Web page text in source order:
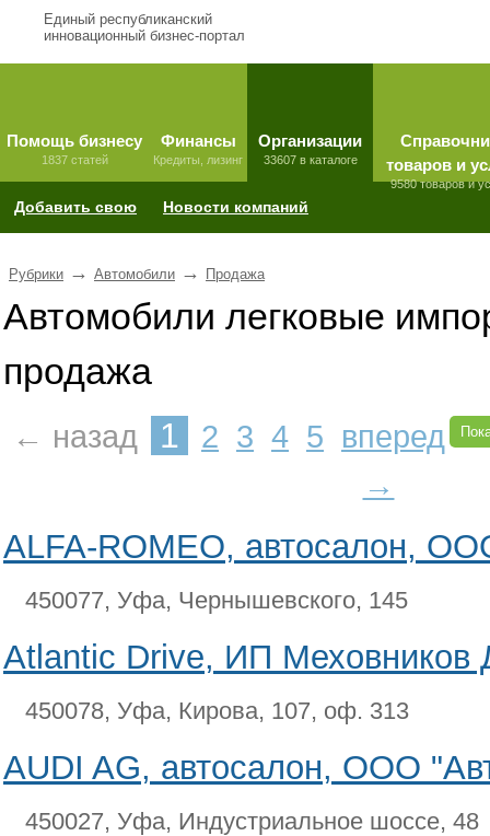
Единый республиканский
инновационный бизнес-портал
Помощь бизнесу
1837 статей
Финансы
Кредиты, лизинг
Организации
33607 в каталоге
товаров и
9580 товаров и
Добавить свою Новости компаний
Рубрики → Автомобили → Продажа
Автомобили легковые
продажа
← назад 1 2 3 4 5 вперед
→
ALFA-ROMEO, автосалон,
450077, Уфа, Чернышевского, 145
Atlantic Drive, ИП Меховников
450078, Уфа, Кирова, 107, оф. 313
AUDI AG, автосалон, ООО
450027, Уфа, Индустриальное шоссе, 48